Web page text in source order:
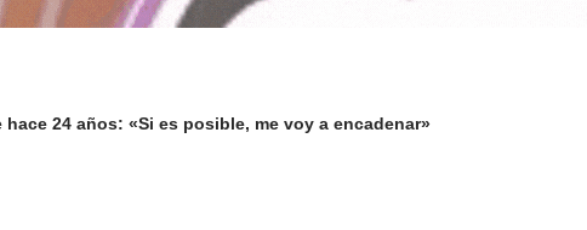
24 años: «Si es posible, me voy a encadenar»